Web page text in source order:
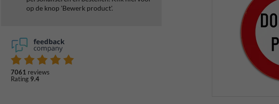
op de knop 'Bewerk product'.
7061 reviews
Rating 9.4